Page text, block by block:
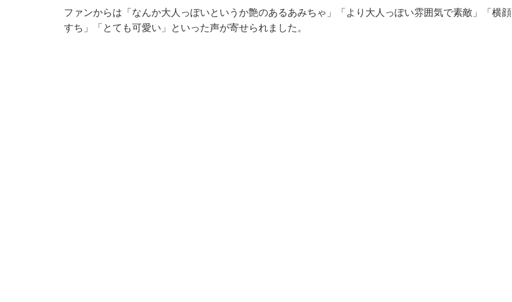
ファンからは「なんか大人っぽいというか艶のあるあみちゃ」「より大人っぽい雰囲気で素敵」「横顔
すち」「とても可愛い」といった声が寄せられました。